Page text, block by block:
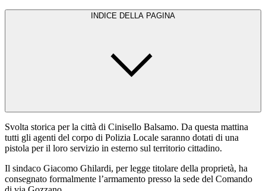
INDICE DELLA PAGINA
Svolta storica per la città di Cinisello Balsamo. Da questa mattina
tutti gli agenti del corpo di Polizia Locale saranno dotati di una
pistola per il loro servizio in esterno sul territorio cittadino.
Il sindaco Giacomo Ghilardi, per legge titolare della proprietà, ha
consegnato formalmente l’armamento presso la sede del Comando